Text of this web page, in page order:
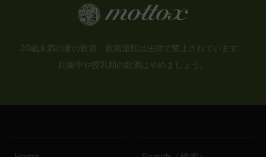
20歳未満の者の飲酒、飲酒運転は法律で禁止されています。
妊娠中や授乳期の飲酒はやめましょう。